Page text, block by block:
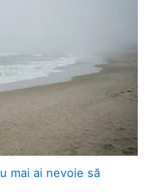
mai ai nevoie să